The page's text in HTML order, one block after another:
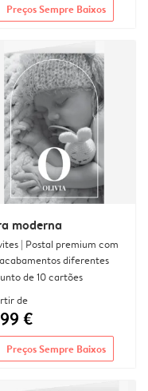
Preços Sempre Baixos
moderna
| Postal premium com
diferentes
de 10 cartões
de
€
Preços Sempre Baixos